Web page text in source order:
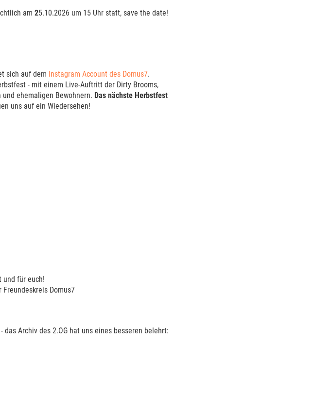
am 25.10.2026 um 15 Uhr statt, save the date!
sich auf dem Instagram Account des Domus7.
- mit einem Live-Auftritt der Dirty Brooms,
ehemaligen Bewohnern. Das nächste Herbstfest
uns auf ein Wiedersehen!
und für euch!
Freundeskreis Domus7
Archiv des 2.OG hat uns eines besseren belehrt: